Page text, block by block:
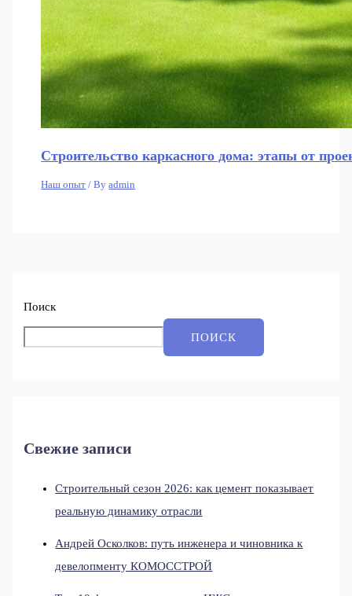
Строительство каркасного дома: этапы от
Наш опыт / Byadmin
Поиск
ПОИСК
Свежие записи
Строительный сезон 2026: как цемент показывает
реальную динамику отрасли
Андрей Осколков: путь инженера и чиновника к
девелопменту КОМОССТРОЙ